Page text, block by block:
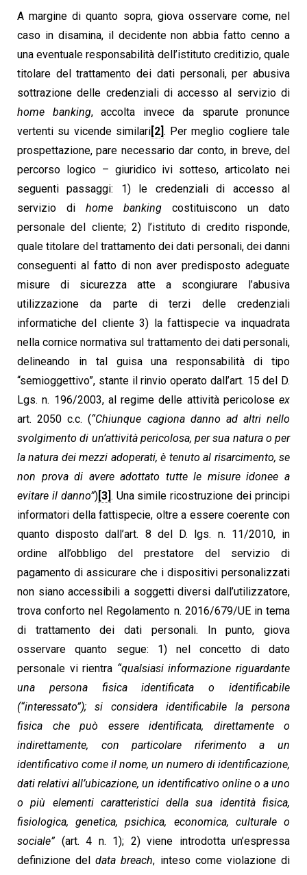
A margine di quanto sopra, giova osservare come, nel
caso in disamina, il decidente non abbia fatto cenno a
una eventuale responsabilità dell’istituto creditizio, quale
titolare del trattamento dei dati personali, per abusiva
sottrazione delle credenziali di accesso al servizio di
home banking, accolta invece da sparute pronunce
vertenti su vicende similari[2]. Per meglio cogliere tale
prospettazione, pare necessario dar conto, in breve, del
percorso logico – giuridico ivi sotteso, articolato nei
seguenti passaggi: 1) le credenziali di accesso al
servizio di home banking costituiscono un dato
personale del cliente; 2) l’istituto di credito risponde,
quale titolare del trattamento dei dati personali, dei danni
conseguenti al fatto di non aver predisposto adeguate
misure di sicurezza atte a scongiurare l’abusiva
utilizzazione da parte di terzi delle credenziali
informatiche del cliente 3) la fattispecie va inquadrata
nella cornice normativa sul trattamento dei dati personali,
delineando in tal guisa una responsabilità di tipo
“semioggettivo”, stante il rinvio operato dall’art. 15 del D.
Lgs. n. 196/2003, al regime delle attività pericolose ex
art. 2050 c.c. (“Chiunque cagiona danno ad altri nello
svolgimento di un’attività pericolosa, per sua natura o per
la natura dei mezzi adoperati, è tenuto al risarcimento, se
non prova di avere adottato tutte le misure idonee a
evitare il danno”)[3]. Una simile ricostruzione dei principi
informatori della fattispecie, oltre a essere coerente con
quanto disposto dall’art. 8 del D. lgs. n. 11/2010, in
ordine all’obbligo del prestatore del servizio di
pagamento di assicurare che i dispositivi personalizzati
non siano accessibili a soggetti diversi dall’utilizzatore,
trova conforto nel Regolamento n. 2016/679/UE in tema
di trattamento dei dati personali. In punto, giova
osservare quanto segue: 1) nel concetto di dato
personale vi rientra “qualsiasi informazione riguardante
una persona fisica identificata o identificabile
(“interessato”); si considera identificabile la persona
fisica che può essere identificata, direttamente o
indirettamente, con particolare riferimento a un
identificativo come il nome, un numero di identificazione,
dati relativi all’ubicazione, un identificativo online o a uno
o più elementi caratteristici della sua identità fisica,
fisiologica, genetica, psichica, economica, culturale o
sociale” (art. 4 n. 1); 2) viene introdotta un’espressa
definizione deldata breach, inteso come violazione di